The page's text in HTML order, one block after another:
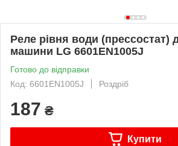
Реле рівня води (прессостат)
машини LG 6601EN1005J
Готово до відправки
Код: 6601EN1005J
Роздріб
187 ₴
Купити